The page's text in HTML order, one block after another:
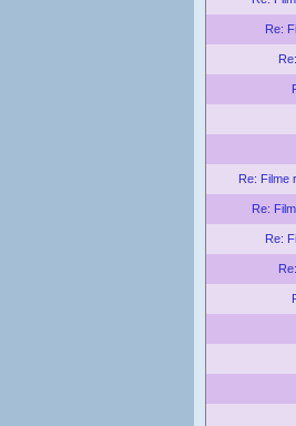
Re:
Re: Filme
Re:
Re: